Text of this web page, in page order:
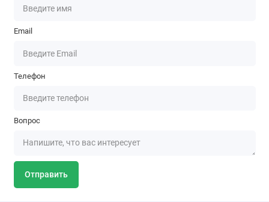
Email
Телефон
Вопрос
Отправить